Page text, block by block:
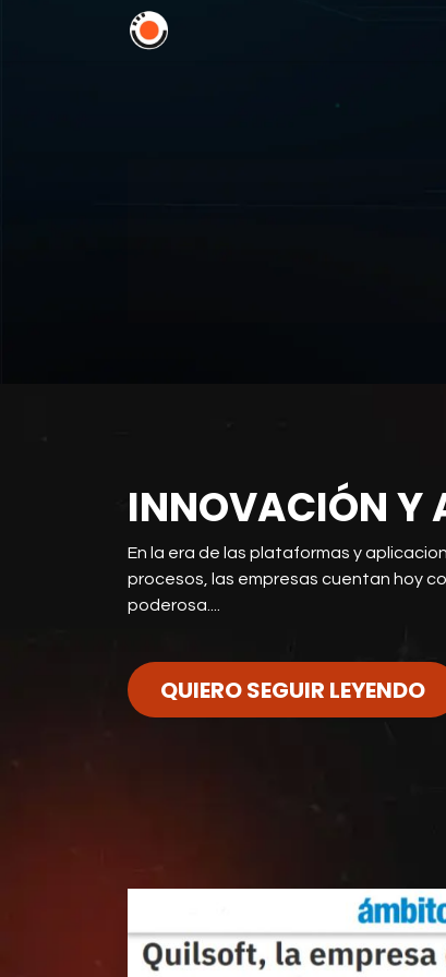
INNOVACIÓN Y
En la era de las plataformas y
procesos, las empresas cuentan hoy
poderosa....
QUIERO SEGUIR LEYENDO